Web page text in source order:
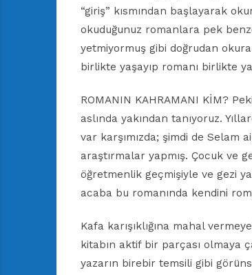
“giriş” kısmından başlayarak
okuduğunuz romanlara pek
yetmiyormuş gibi doğrudan
birlikte yaşayıp romanı birlikte
ROMANIN KAHRAMANI KİM?
aslında yakından tanıyoruz.
var karşımızda; şimdi de Selam
araştırmalar yapmış. Çocuk ve
öğretmenlik geçmişiyle ve gezi
acaba bu romanında kendini
Kafa karışıklığına mahal
kitabın aktif bir parçası olmaya
yazarın birebir temsili gibi